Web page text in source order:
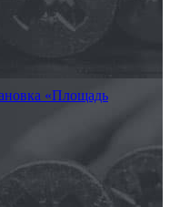
«Площадь